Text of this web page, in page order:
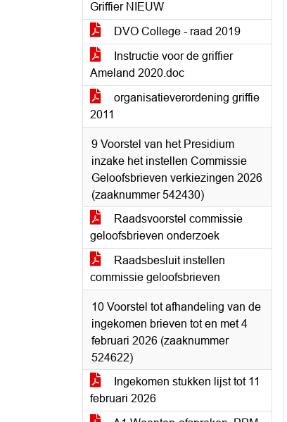
Griffier NIEUW
DVO College - raad 2019
Instructie voor de griffier
Ameland 2020.doc
organisatieverordening griffie
2011
9 Voorstel van het Presidium
inzake het instellen Commissie
Geloofsbrieven verkiezingen 2026
(zaaknummer 542430)
Raadsvoorstel commissie
geloofsbrieven onderzoek
Raadsbesluit instellen
commissie geloofsbrieven
10 Voorstel tot afhandeling van de
ingekomen brieven tot en met 4
februari 2026 (zaaknummer
524622)
Ingekomen stukken lijst tot 11
februari 2026